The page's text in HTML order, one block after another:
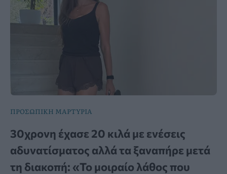
ΠΡΟΣΩΠΙΚΗ ΜΑΡΤΥΡΙΑ
30χρονη έχασε 20 κιλά με ενέσεις
αδυνατίσματος αλλά τα ξαναπήρε μετά
τη διακοπή: «Το μοιραίο λάθος που